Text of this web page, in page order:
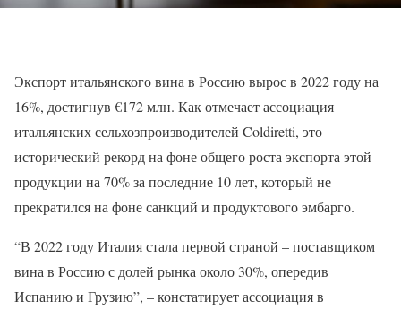
Экспорт итальянского вина в Россию вырос в 2022 году на
16%, достигнув €172 млн. Как отмечает ассоциация
итальянских сельхозпроизводителей Coldiretti, это
исторический рекорд на фоне общего роста экспорта этой
продукции на 70% за последние 10 лет, который не
прекратился на фоне санкций и продуктового эмбарго.
“В 2022 году Италия стала первой страной – поставщиком
вина в Россию с долей рынка около 30%, опередив
Испанию и Грузию”, – констатирует ассоциация в